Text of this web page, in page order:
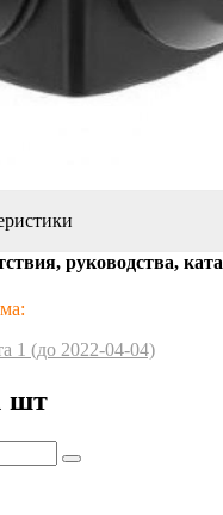
руководства,
1 (до 2022-04-04)
шт